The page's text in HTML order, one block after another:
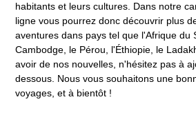
habitants et leurs cultures. Dans notre
ligne vous pourrez donc découvrir plus
aventures dans pays tel que l'Afrique du
Cambodge, le Pérou, l'Éthiopie, le
avoir de nos nouvelles, n'hésitez pas à
dessous. Nous vous souhaitons une
voyages, et à bientôt !